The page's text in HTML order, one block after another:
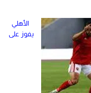
الأهلي
يفوز على